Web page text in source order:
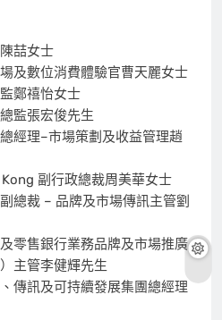
喆女士
及數位消費體驗官曹天麗女士
鄭禧怡女士
監張宏俊先生
經理–市場策劃及收益管理趙
副行政總裁周美華女士
總裁 – 品牌及市場傳訊主管劉
零售銀行業務品牌及市場推廣
主管李健輝先生
傳訊及可持續發展集團總經理